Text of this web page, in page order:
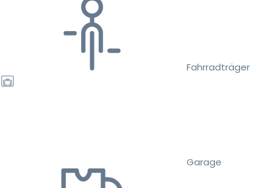
Fahrradträger
Garage